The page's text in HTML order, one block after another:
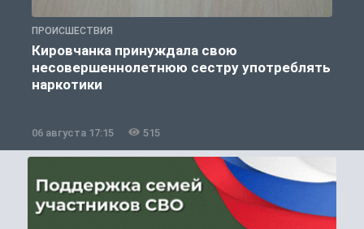
ПРОИСШЕСТВИЯ
Кировчанка принуждала свою
несовершеннолетнюю сестру употреблять
наркотики
06 августа 17:15 515